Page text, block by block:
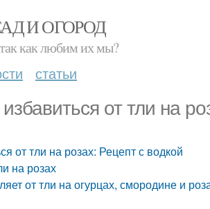
И ОГОРОД
как любим их мы?
статьи
от тли на
от тли на розах: Рецепт с водкой
на розах
от тли на огурцах, смородине и